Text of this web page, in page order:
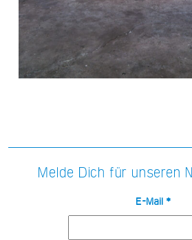
Melde Dich für unseren
E-Mail*